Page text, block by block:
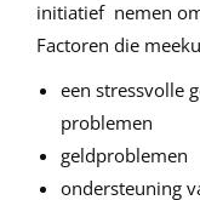
initiatief nemen
Factoren die
een stressvolle
problemen
geldproblemen
ondersteuning